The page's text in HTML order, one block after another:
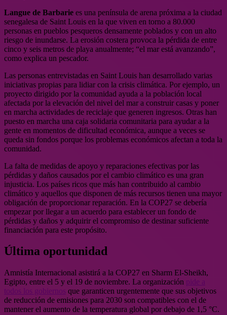
Langue de Barbarie es una península de arena próxima a la ciudad
senegalesa de Saint Louis en la que viven en torno a 80.000
personas en pueblos pesqueros densamente poblados y con un alto
riesgo de inundarse. La erosión costera provoca la pérdida de entre
cinco y seis metros de playa anualmente; “el mar está avanzando”,
como explica un pescador.
Las personas entrevistadas en Saint Louis han desarrollado varias
iniciativas propias para lidiar con la crisis climática. Por ejemplo, un
proyecto dirigido por la comunidad ayuda a la población local
afectada por la elevación del nivel del mar a construir casas y poner
en marcha actividades de reciclaje que generen ingresos. Otras han
puesto en marcha una caja solidaria comunitaria para ayudar a la
gente en momentos de dificultad económica, aunque a veces se
queda sin fondos porque los problemas económicos afectan a toda la
comunidad.
La falta de medidas de apoyo y reparaciones efectivas por las
pérdidas y daños causados por el cambio climático es una gran
injusticia. Los países ricos que más han contribuido al cambio
climático y aquellos que disponen de más recursos tienen una mayor
obligación de proporcionar reparación. En la COP27 se debería
empezar por llegar a un acuerdo para establecer un fondo de
pérdidas y daños y adquirir el compromiso de destinar suficiente
financiación para este propósito.
Última oportunidad
Amnistía Internacional asistirá a la COP27 en Sharm El-Sheikh,
Egipto, entre el 5 y el 19 de noviembre. La organización
todos los gobiernos
que garanticen urgentemente que sus objetivos
de reducción de emisiones para 2030 son compatibles con el de
mantener el aumento de la temperatura global por debajo de 1,5 °C.